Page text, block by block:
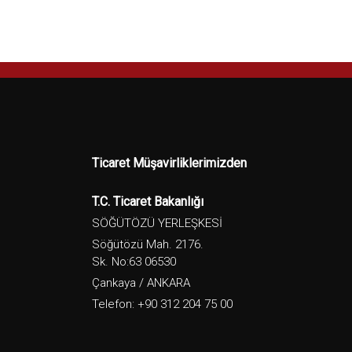
Ticaret Müşavirliklerimizden
T.C. Ticaret Bakanlığı
SÖĞÜTÖZÜ YERLEŞKESİ
Söğütözü Mah. 2176.
Sk. No:63 06530
Çankaya / ANKARA
Telefon: +90 312 204 75 00